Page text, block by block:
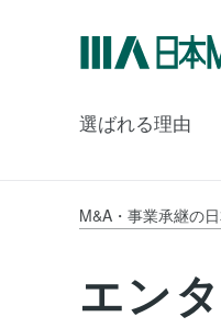
選ばれる理由
M&A・事業承継の
エン